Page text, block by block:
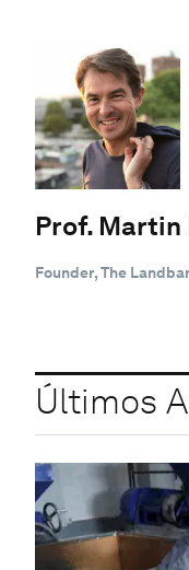
Prof. Martin
Founder, The
Últimos